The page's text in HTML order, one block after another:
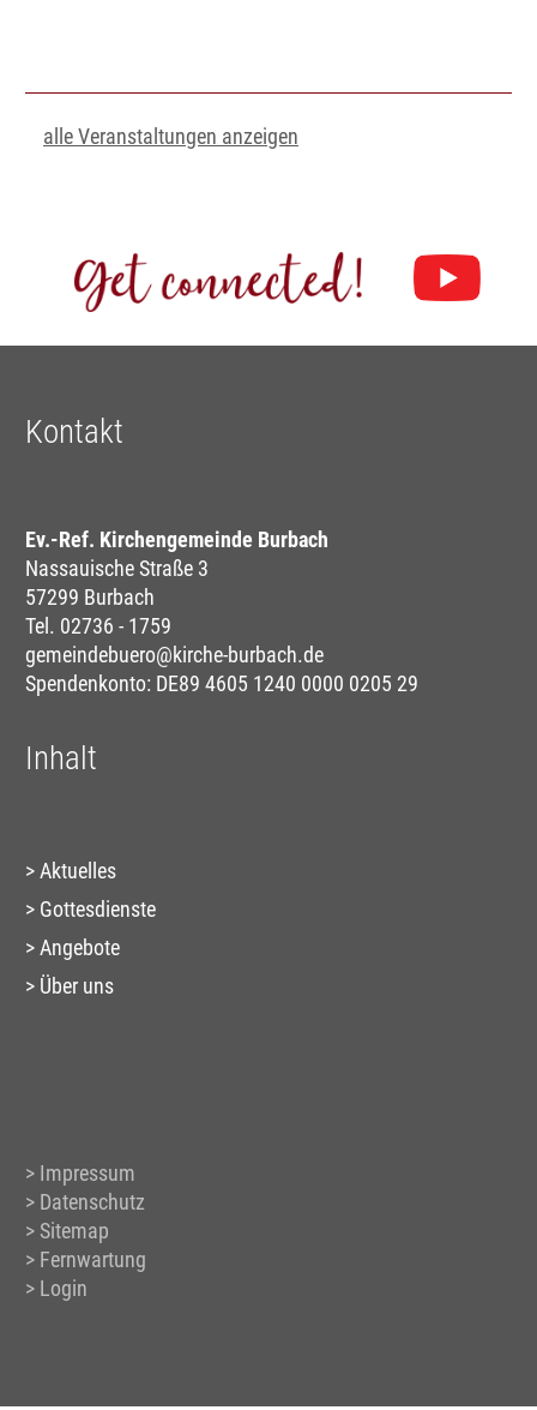
alle Veranstaltungen anzeigen
Kontakt
Ev.-Ref. Kirchengemeinde Burbach
Nassauische Straße 3
57299 Burbach
Tel. 02736 - 1759
gemeindebuero@kirche-burbach.de
Spendenkonto: DE89 4605 1240 0000 0205 29
Inhalt
Aktuelles
Gottesdienste
Angebote
Über uns
Impressum
Datenschutz
Sitemap
Fernwartung
Login